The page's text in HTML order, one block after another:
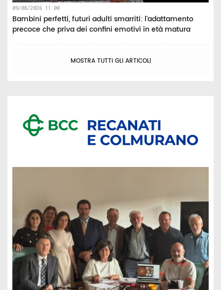
09/08/2026 11:00
Bambini perfetti, futuri adulti smarriti: l'adattamento
precoce che priva dei confini emotivi in età matura
MOSTRA TUTTI GLI ARTICOLI